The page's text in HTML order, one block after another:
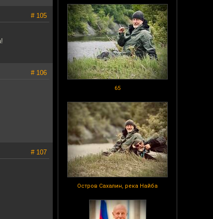
65
Остров Сахалин, река Найба
# 105
# 106
# 107